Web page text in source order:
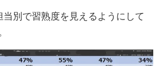
別で習熟度を見えるようにして